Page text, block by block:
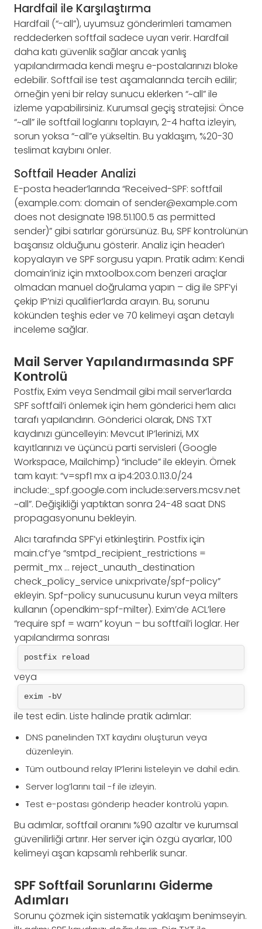
Hardfail ile Karşılaştırma
Hardfail (“-all”), uyumsuz gönderimleri tamamen
reddederken softfail sadece uyarı verir. Hardfail
daha katı güvenlik sağlar ancak yanlış
yapılandırmada kendi meşru e-postalarınızı bloke
edebilir. Softfail ise test aşamalarında tercih edilir;
örneğin yeni bir relay sunucu eklerken “~all” ile
izleme yapabilirsiniz. Kurumsal geçiş stratejisi: Önce
“~all” ile softfail loglarını toplayın, 2-4 hafta izleyin,
sorun yoksa “-all”e yükseltin. Bu yaklaşım, %20-30
teslimat kaybını önler.
Softfail Header Analizi
E-posta header’larında “Received-SPF: softfail
(example.com: domain of sender@example.com
does not designate 198.51.100.5 as permitted
sender)” gibi satırlar görürsünüz. Bu, SPF kontrolünün
başarısız olduğunu gösterir. Analiz için header’ı
kopyalayın ve SPF sorgusu yapın. Pratik adım: Kendi
domain’iniz için mxtoolbox.com benzeri araçlar
olmadan manuel doğrulama yapın – dig ile SPF’yi
çekip IP’nizi qualifier’larda arayın. Bu, sorunu
kökünden teşhis eder ve 70 kelimeyi aşan detaylı
inceleme sağlar.
Mail Server Yapılandırmasında SPF
Kontrolü
Postfix, Exim veya Sendmail gibi mail server’larda
SPF softfail’i önlemek için hem gönderici hem alıcı
tarafı yapılandırın. Gönderici olarak, DNS TXT
kaydınızı güncelleyin: Mevcut IP’lerinizi, MX
kayıtlarınızı ve üçüncü parti servisleri (Google
Workspace, Mailchimp) “include” ile ekleyin. Örnek
tam kayıt: “v=spf1 mx a ip4:203.0.113.0/24
include:_spf.google.com include:servers.mcsv.net
~all”. Değişikliği yaptıktan sonra 24-48 saat DNS
propagasyonunu bekleyin.
Alıcı tarafında SPF’yi etkinleştirin. Postfix için
main.cf’ye “smtpd_recipient_restrictions =
permit_mx … reject_unauth_destination
check_policy_service unix:private/spf-policy”
ekleyin. Spf-policy sunucusunu kurun veya milters
kullanın (opendkim-spf-milter). Exim’de ACL’lere
“require spf = warn” koyun – bu softfail’i loglar. Her
yapılandırma sonrası
postfix reload
veya
exim -bV
ile test edin. Liste halinde pratik adımlar:
DNS panelinden TXT kaydını oluşturun veya
düzenleyin.
Tüm outbound relay IP’lerini listeleyin ve dahil edin.
Server log’larını tail -f ile izleyin.
Test e-postası gönderip header kontrolü yapın.
Bu adımlar, softfail oranını %90 azaltır ve kurumsal
güvenilirliği artırır. Her server için özgü ayarlar, 100
kelimeyi aşan kapsamlı rehberlik sunar.
SPF Softfail Sorunlarını Giderme
Adımları
Sorunu çözmek için sistematik yaklaşım benimseyin.